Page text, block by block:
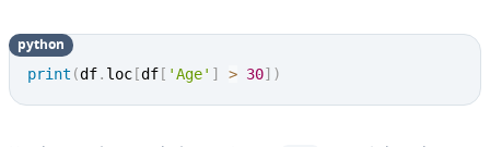
print (df. loc [df [ 'Age' ] > 30] )
python